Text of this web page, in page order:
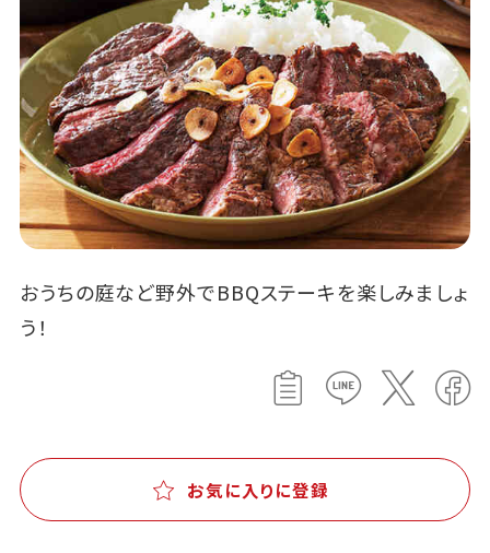
おうちの庭など野外でBBQステーキを楽しみましょ
う！
お気に入りに登録